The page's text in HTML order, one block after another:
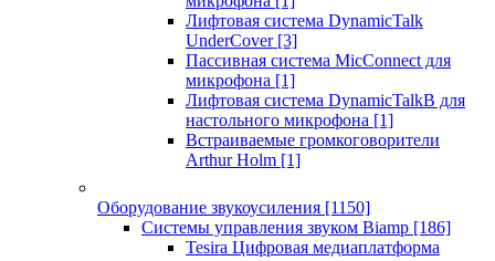
Лифтовая система DynamicTalk
UnderCover [3]
Пассивная система MicConnect для
микрофона [1]
Лифтовая система DynamicTalkB для
настольного микрофона [1]
Встраиваемые громкоговорители
Arthur Holm [1]
Оборудование звукоусиления [1150]
Системы управления звуком Biamp [186]
Tesira Цифровая медиаплатформа